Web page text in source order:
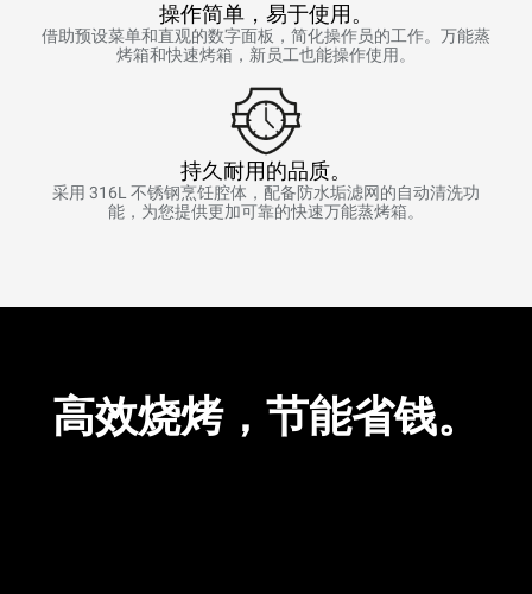
操作简单，易于使用。
借助预设菜单和直观的数字面板，简化操作员的工作。万能蒸
烤箱和快速烤箱，新员工也能操作使用。
持久耐用的品质。
采用 316L 不锈钢烹饪腔体，配备防水垢滤网的自动清洗功
能，为您提供更加可靠的快速万能蒸烤箱。
高效烧烤，节能省钱。